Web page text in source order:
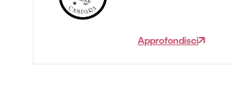
Approfondisci